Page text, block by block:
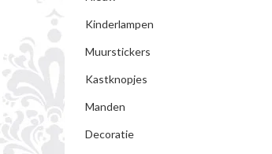
Kinderlampen
Muurstickers
Kastknopjes
Manden
Decoratie